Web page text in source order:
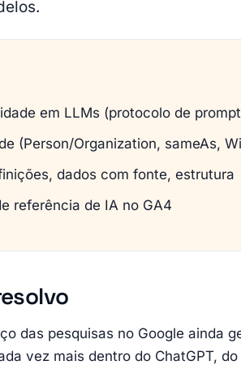
em LLMs (protocolo de
(Person/Organization, sameAs,
dados com fonte, estrutura
referência de IA no GA4
das pesquisas no Google ainda
vez mais dentro do ChatGPT,